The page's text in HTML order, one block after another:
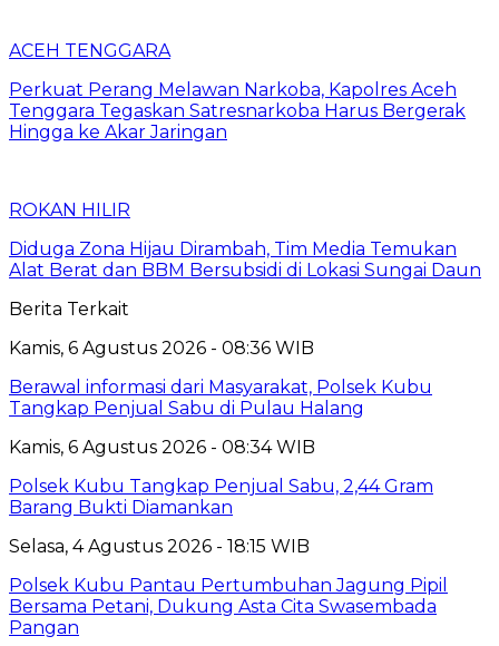
ACEH TENGGARA
Perkuat Perang Melawan Narkoba, Kapolres Aceh
Tenggara Tegaskan Satresnarkoba Harus Bergerak
Hingga ke Akar Jaringan
ROKAN HILIR
Diduga Zona Hijau Dirambah, Tim Media Temukan
Alat Berat dan BBM Bersubsidi di Lokasi Sungai Daun
Berita Terkait
Kamis, 6 Agustus 2026 - 08:36 WIB
Berawal informasi dari Masyarakat, Polsek Kubu
Tangkap Penjual Sabu di Pulau Halang
Kamis, 6 Agustus 2026 - 08:34 WIB
Polsek Kubu Tangkap Penjual Sabu, 2,44 Gram
Barang Bukti Diamankan
Selasa, 4 Agustus 2026 - 18:15 WIB
Polsek Kubu Pantau Pertumbuhan Jagung Pipil
Bersama Petani, Dukung Asta Cita Swasembada
Pangan